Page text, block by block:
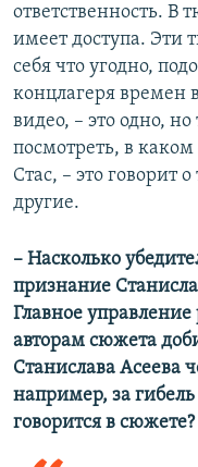
ответственность.
имеет доступа. Эти
себя что угодно,
концлагеря времен
видео, – это одно, но
посмотреть, в
Стас, – это говорит
другие.
– Насколько
признание
Главное
авторам сюжета
Станислава Асеева
например, за
говорится в сюжете?